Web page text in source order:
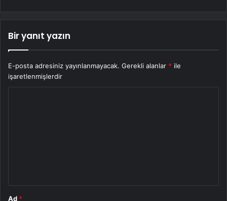
Bir yanıt yazın
E-posta adresiniz yayınlanmayacak. Gerekli alanlar * ile
işaretlenmişlerdir
Ad *